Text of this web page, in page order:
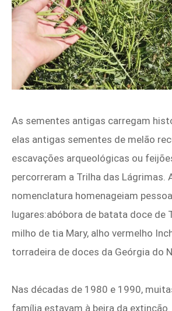
As sementes antigas carregam
elas antigas sementes de melão
escavações arqueológicas ou
percorreram a Trilha das Lágrimas.
nomenclatura homenageiam
lugares:abóbora de batata doce de
milho de tia Mary, alho vermelho
torradeira de doces da Geórgia do
Nas décadas de 1980 e 1990,
família estavam à beira da